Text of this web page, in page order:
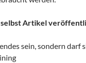
selbst Artikel
sein, sondern darf